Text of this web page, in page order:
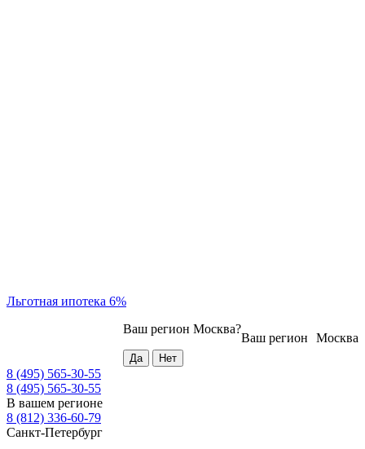
Льготная ипотека 6%
Москва
Ваш регион
Ваш регион Москва?
8 (495) 565-30-55
8 (495) 565-30-55
В вашем регионе
8 (812) 336-60-79
Санкт-Петербург